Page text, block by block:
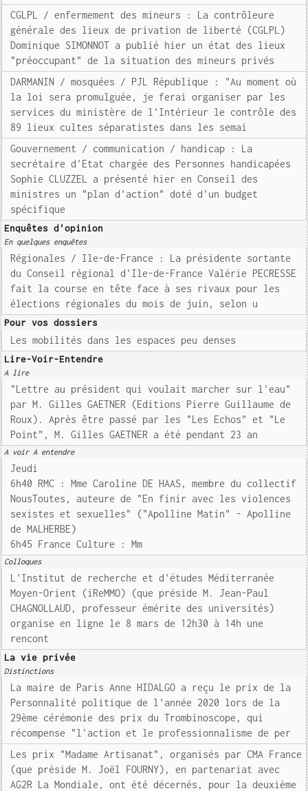
CGLPL / enfermement des mineurs : La contrôleure
générale des lieux de privation de liberté (CGLPL)
Dominique SIMONNOT a publié hier un état des lieux
"préoccupant" de la situation des mineurs privés
DARMANIN / mosquées / PJL République : "Au moment où
la loi sera promulguée, je ferai organiser par les
services du ministère de l'Intérieur le contrôle des
89 lieux cultes séparatistes dans les semai
Gouvernement / communication / handicap : La
secrétaire d'Etat chargée des Personnes handicapées
Sophie CLUZZEL a présenté hier en Conseil des
ministres un "plan d'action" doté d'un budget
spécifique
Enquêtes d'opinion
En quelques enquêtes
Régionales / Ile-de-France : La présidente sortante
du Conseil régional d'Ile-de-France Valérie PECRESSE
fait la course en tête face à ses rivaux pour les
élections régionales du mois de juin, selon u
Pour vos dossiers
Les mobilités dans les espaces peu denses
Lire-Voir-Entendre
A lire
"Lettre au président qui voulait marcher sur l'eau"
par M. Gilles GAETNER (Editions Pierre Guillaume de
Roux). Après être passé par les "Les Echos" et "Le
Point", M. Gilles GAETNER a été pendant 23 an
A voir A entendre
Jeudi
6h40 RMC : Mme Caroline DE HAAS, membre du collectif
NousToutes, auteure de "En finir avec les violences
sexistes et sexuelles" ("Apolline Matin" - Apolline
de MALHERBE)
6h45 France Culture : Mm
Colloques
L'Institut de recherche et d'études Méditerranée
Moyen-Orient (iReMMO) (que préside M. Jean-Paul
CHAGNOLLAUD, professeur émérite des universités)
organise en ligne le 8 mars de 12h30 à 14h une
rencont
La vie privée
Distinctions
La maire de Paris Anne HIDALGO a reçu le prix de la
Personnalité politique de l'année 2020 lors de la
29ème cérémonie des prix du Trombinoscope, qui
récompense "l'action et le professionnalisme de per
Les prix "Madame Artisanat", organisés par CMA France
(que préside M. Joël FOURNY), en partenariat avec
AG2R La Mondiale, ont été décernés, pour la deuxième